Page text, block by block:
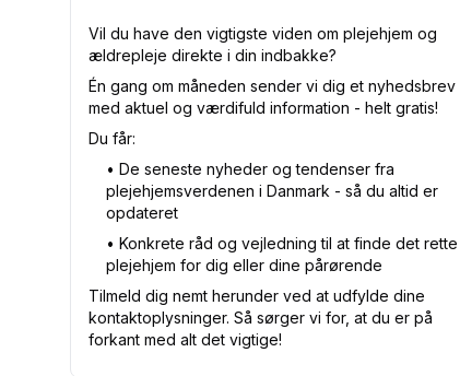
Vil du have den vigtigste viden om plejehjem og
ældrepleje direkte i din indbakke?
Én gang om måneden sender vi dig et nyhedsbrev
med aktuel og værdifuld information - helt gratis!
Du får:
•⁠ De seneste nyheder og tendenser fra
plejehjemsverdenen i Danmark - så du altid er
opdateret
•⁠ Konkrete råd og vejledning til at finde det rette
plejehjem for dig eller dine pårørende
Tilmeld dig nemt herunder ved at udfylde dine
kontaktoplysninger. Så sørger vi for, at du er på
forkant med alt det vigtige!